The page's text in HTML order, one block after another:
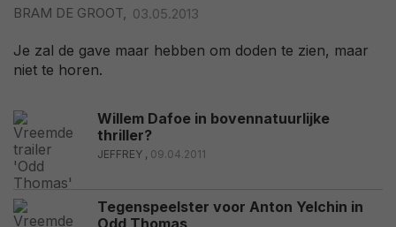
BRAM DE GROOT, 03.05.2013
Je zal de gave maar hebben om doden te zien, maar
niet te horen.
Willem Dafoe in bovennatuurlijke
thriller?
JEFFREY , 09.04.2011
Tegenspeelster voor Anton Yelchin in